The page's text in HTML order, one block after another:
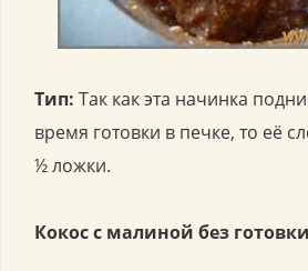
Тип: Так как эта начинка
время готовки в печке, то её
½ ложки.
Кокос с малиной без готовки